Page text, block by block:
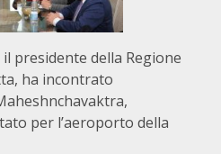
presidente della Regione
ha incontrato
per l’aeroporto della